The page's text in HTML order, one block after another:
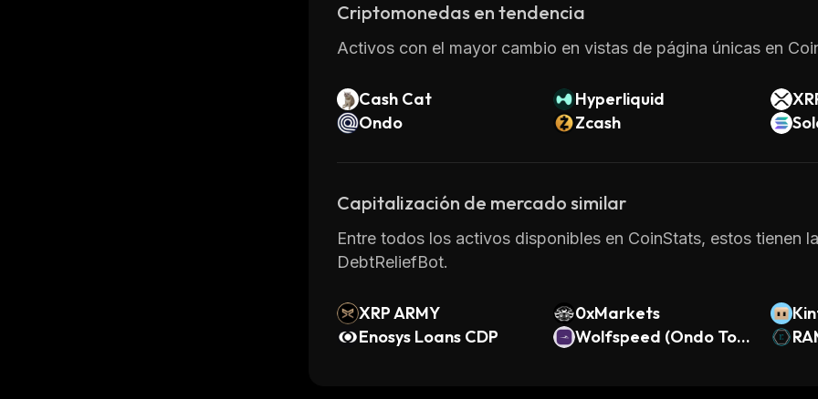
Criptomonedas en tendencia
Activos con el mayor cambio en vistas de página únicas en
Cash Cat Hyperliquid
Ondo
Zcash
Capitalización de mercado similar
Entre todos los activos disponibles en CoinStats, estos tienen
DebtReliefBot.
XRP ARMY 0xMarkets
Enosys Loans CDP
Wolfspeed (Ondo Tok